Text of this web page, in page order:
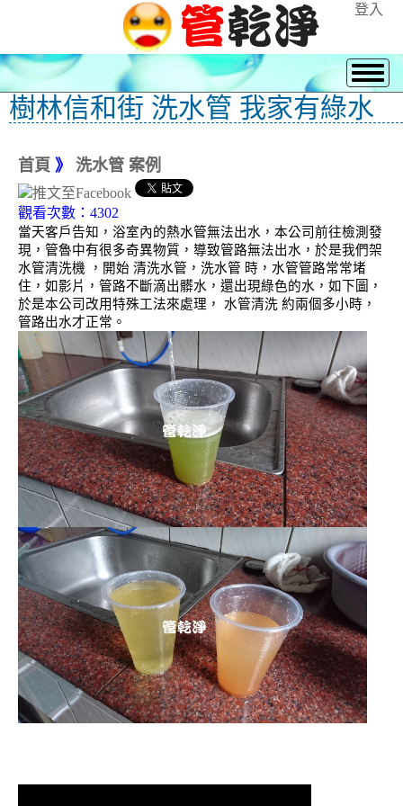
登入
樹林信和街 洗水管 我家有綠水
首頁 》 洗水管 案例
觀看次數：4302
當天客戶告知，浴室內的熱水管無法出水，本公司前往檢測發
現，管魯中有很多奇異物質，導致管路無法出水，於是我們架
水管清洗機 ，開始 清洗水管，洗水管 時，水管管路常常堵
住，如影片，管路不斷滴出髒水，還出現綠色的水，如下圖，
於是本公司改用特殊工法來處理， 水管清洗 約兩個多小時，
管路出水才正常。